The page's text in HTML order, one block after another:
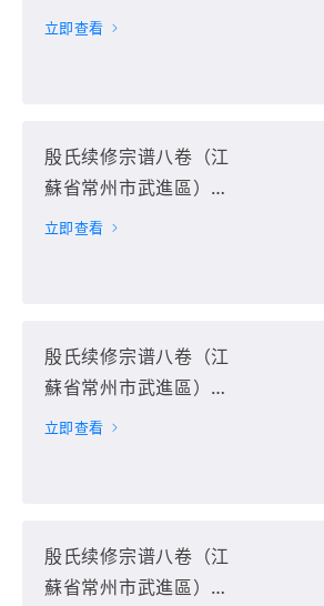
5册
立即查看
殷氏续修宗谱八卷（江
蘇省常州市武進區）第
6册
立即查看
殷氏续修宗谱八卷（江
蘇省常州市武進區）第
7册
立即查看
殷氏续修宗谱八卷（江
蘇省常州市武進區）第